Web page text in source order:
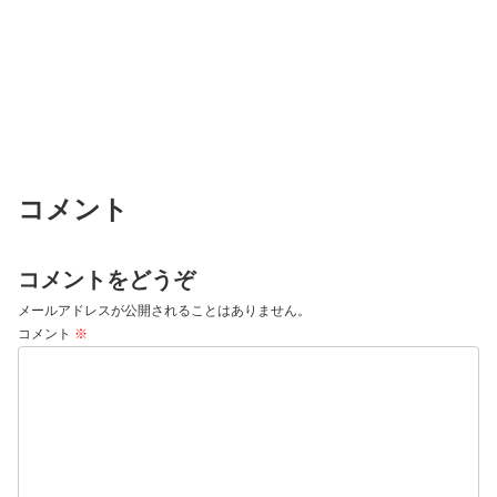
コメント
コメントをどうぞ
メールアドレスが公開されることはありません。
コメント ※